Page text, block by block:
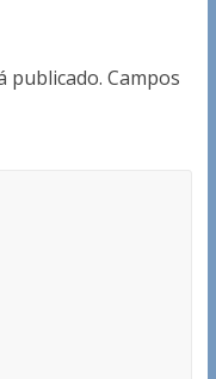
publicado. Campos